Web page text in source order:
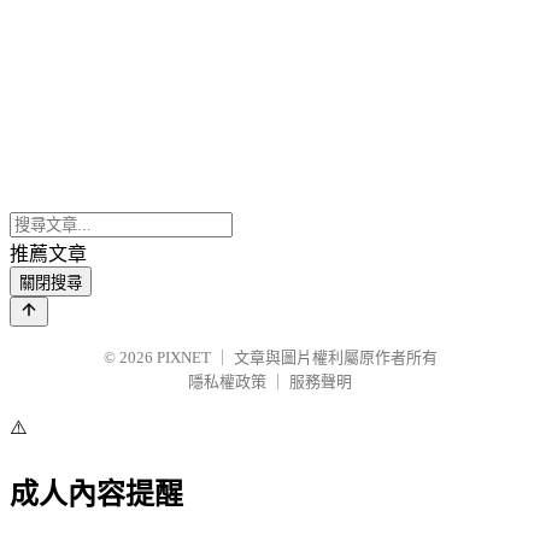
推薦文章
關閉搜尋
© 2026 PIXNET
文章與圖片權利屬原作者所有
隱私權政策
服務聲明
⚠️
成人內容提醒